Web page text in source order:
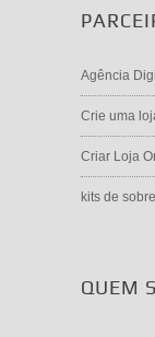
Agência
Crie uma
Criar Loja
kits de
QUEM